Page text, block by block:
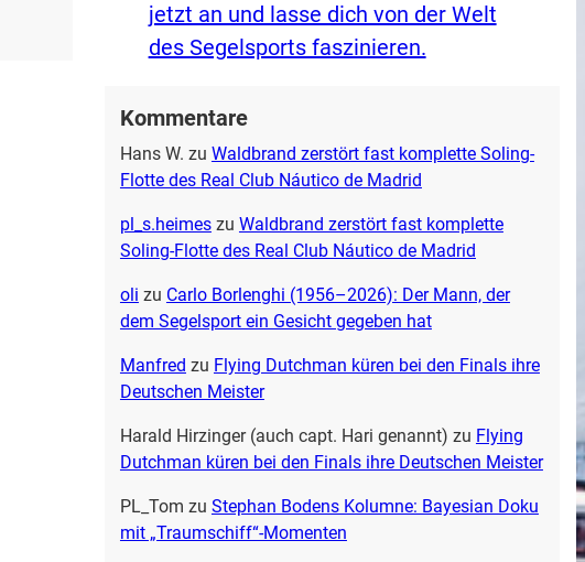
jetzt an und lasse dich von der Welt
des Segelsports faszinieren.
Kommentare
Hans W. zu Waldbrand zerstört fast komplette Soling-
Flotte des Real Club Náutico de Madrid
pl_s.heimeszu Waldbrand zerstört fast komplette
Soling-Flotte des Real Club Náutico de Madrid
oli zu Carlo Borlenghi (1956–2026): Der Mann, der
dem Segelsport ein Gesicht gegeben hat
Manfred zu Flying Dutchman küren bei den Finals ihre
Deutschen Meister
Harald Hirzinger (auch capt. Hari genannt) zu Flying
Dutchman küren bei den Finals ihre Deutschen Meister
PL_Tom zu Stephan Bodens Kolumne: Bayesian Doku
mit „Traumschiff“-Momenten